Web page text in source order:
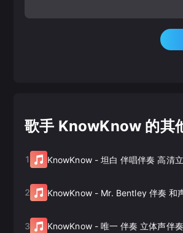
歌手 KnowKnow 的其
1 KnowKnow- 坦白 伴唱伴奏 高清
2 KnowKnow- Mr. Bentley 伴奏 和
3 KnowKnow- 唯一 伴奏 立体声伴奏